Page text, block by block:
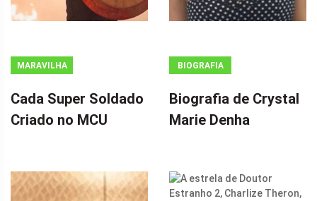
MARAVILHA
Cada Super Soldado
Criado no MCU
BIOGRAFIA
Biografia de Crystal
Marie Denha